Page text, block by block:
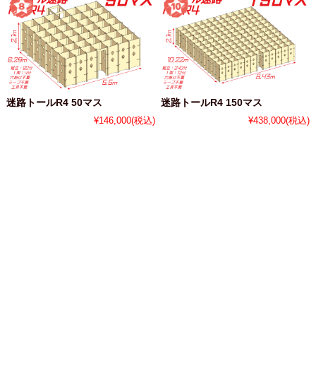
迷路トールR4 50マス
¥146,000(税込)
迷路トールR4 150マス
¥438,000(税込)